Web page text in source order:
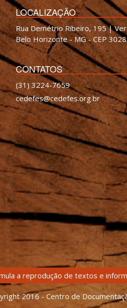
LOCALIZAÇÃO
Rua Demétrio Ribeiro, 195 |
Belo Horizonte - MG - CEP
CONTATOS
(31) 3224-7659
cedefes@cedefes.org.br
a reprodução de textos e
2016 - Centro de